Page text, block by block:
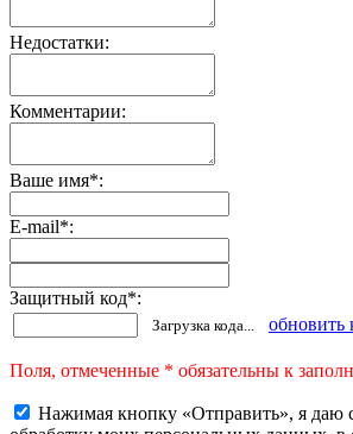
Недостатки:
Комментарии:
Ваше имя*:
E-mail*:
Защитный код*:
Загрузка кода... обновить
Поля, отмеченные * обязательны к
Нажимая кнопку «Отправить», я даю